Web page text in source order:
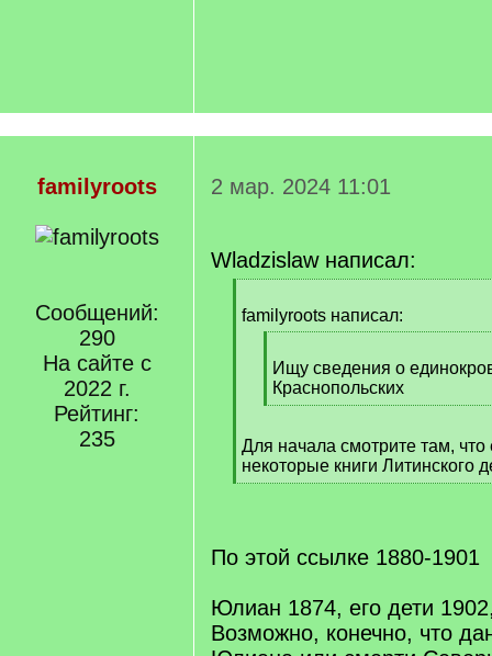
familyroots
Сообщений:
290
На сайте с
2022 г.
Рейтинг:
235
2 мар. 2024 11:01
Wladzislaw написал:
q
familyroots написал:
q
]
Ищу сведения о
Краснопольских
[
q
]
Для начала смотрите там, что
некоторые книги Литинского
[
По этой ссылке 1880-1901
Юлиан 1874, его дети
Возможно, конечно, что